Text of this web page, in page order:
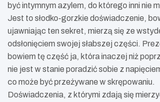
być intymnym azylem, do którego inni nie
Jest to słodko-gorzkie doświadczenie,
ujawniając ten sekret, mierzą się ze
odsłonięciem swojej słabszej części.
bowiem tę część ja, która inaczej niż
nie jest w stanie poradzić sobie z
co może być przeżywane w skrępowaniu.
Doświadczenia, z którymi zdają się